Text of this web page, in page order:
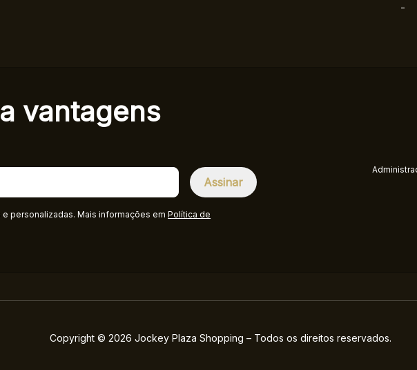
-
vantagens
personalizadas. Mais informações em Política de
Copyright © 2026 Jockey Plaza Shopping – Todos os direitos reservados.